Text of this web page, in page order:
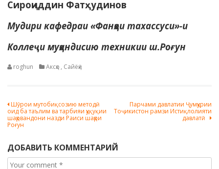
Сироҷиддин Фатҳудинов
Мудири кафедраи «Фанҳои тахассуси»-и
Коллеҷи муҳандисию техникии ш.Роғун
roghun Аксҳо , Сайёҳӣ
Навигация
по
Шӯрои мутобиқсозию методӣ
оид ба таълим ва тарбияи ҳуқуқии
шаҳрвандони назди Раиси шаҳри
Роғун
Парчами давлатии Ҷумҳурии
Тоҷикистон рамзи Истиқлолияти
давлатӣ
ДОБАВИТЬ КОММЕНТАРИЙ